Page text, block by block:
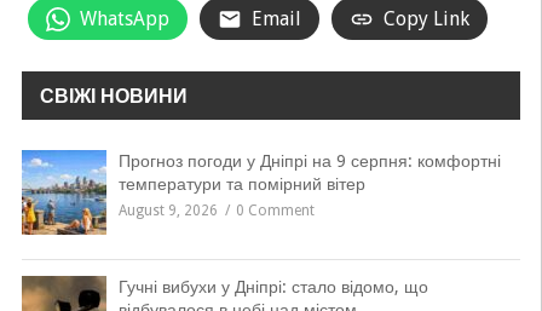
WhatsApp Email Copy Link
СВІЖІ НОВИНИ
Прогноз погоди у Дніпрі на 9 серпня: комфортні
температури та помірний вітер
August 9, 2026 0 Comment
Гучні вибухи у Дніпрі: стало відомо, що